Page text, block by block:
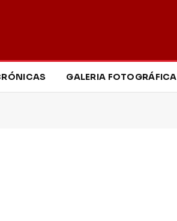
GALERIA FOTOGRÁFICA